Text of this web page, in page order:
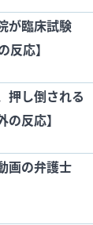
が臨床試験
反応】
押し倒される
反応】
画の弁護士